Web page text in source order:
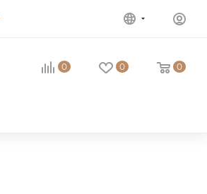
0 0 0